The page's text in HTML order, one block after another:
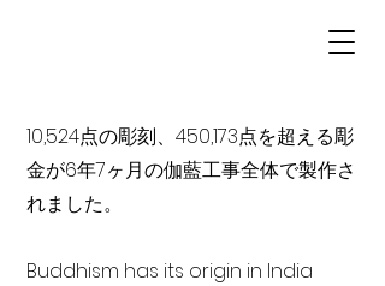
10,524点の彫刻、450,173点を超える彫
金が6年7ヶ月の伽藍工事全体で製作さ
れました。
Buddhism has its origin in India